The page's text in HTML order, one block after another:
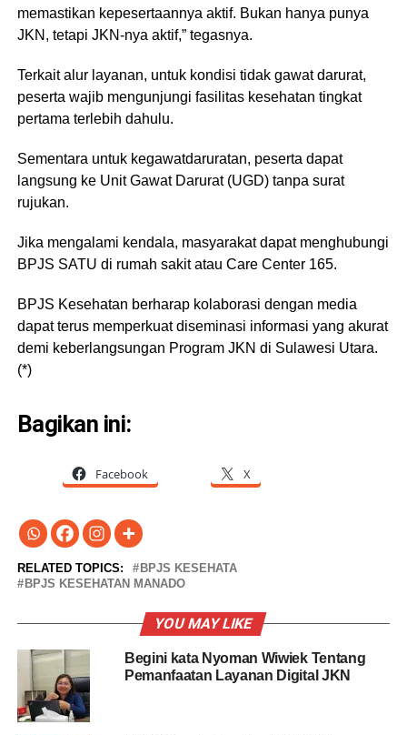
memastikan kepesertaannya aktif. Bukan hanya punya
JKN, tetapi JKN-nya aktif,” tegasnya.
Terkait alur layanan, untuk kondisi tidak gawat darurat,
peserta wajib mengunjungi fasilitas kesehatan tingkat
pertama terlebih dahulu.
Sementara untuk kegawatdaruratan, peserta dapat
langsung ke Unit Gawat Darurat (UGD) tanpa surat
rujukan.
Jika mengalami kendala, masyarakat dapat menghubungi
BPJS SATU di rumah sakit atau Care Center 165.
BPJS Kesehatan berharap kolaborasi dengan media
dapat terus memperkuat diseminasi informasi yang akurat
demi keberlangsungan Program JKN di Sulawesi Utara.
(*)
Bagikan ini:
Facebook X
RELATED TOPICS:
BPJS KESEHATA
BPJS KESEHATAN MANADO
YOU MAY LIKE
Begini kata Nyoman Wiwiek Tentang
Pemanfaatan Layanan Digital JKN